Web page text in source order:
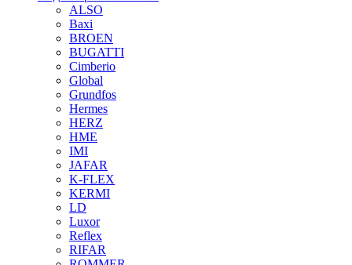
ALSO
Baxi
BROEN
BUGATTI
Cimberio
Global
Grundfos
Hermes
HERZ
HME
IMI
JAFAR
K-FLEX
KERMI
LD
Luxor
Reflex
RIFAR